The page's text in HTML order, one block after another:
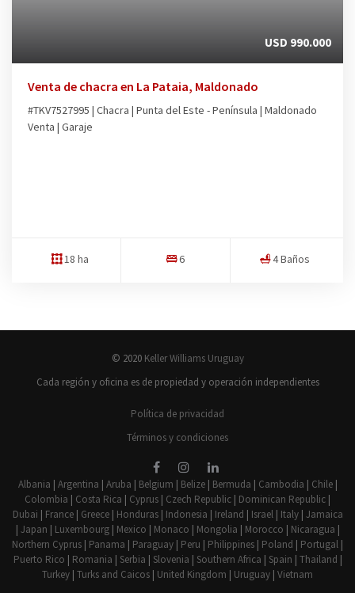
USD 990.000
Venta de chacra en La Pataia, Maldonado
#TKV7527995 | Chacra | Punta del Este - Península | Maldonado
Venta | Garaje
18 ha 6 4 Baños
© 2020 Keller Williams Uruguay
Cada región y oficina es de propiedad y operación independientes
Política de privacidad
Términos y condiciones
Albania | Argentina | Aruba | Belgium | Belize| Bermuda | Cambodia | Chile|
Colombia | Costa Rica | Cyprus | Czech Republic | Dominican Republic |
Dubai | France| Greece| Honduras| Indonesia | Ireland | Israel| Italy| Jamaica
| Japan | Luxembourg| Mexico | Monaco | Mongolia | Morocco | Nicaragua |
Northern Cyprus | Panama | Paraguay | Peru | Philippines | Poland | Portugal |
Puerto Rico | Romania | Serbia | Slovenia | Southern Africa | Spain | Thailand |
Turkey | Turks and Caicos | United Kingdom | Uruguay | Vietnam